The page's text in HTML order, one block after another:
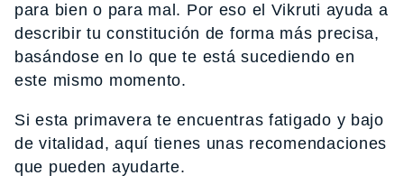
para bien o para mal. Por eso el Vikruti ayuda a
describir tu constitución de forma más precisa,
basándose en lo que te está sucediendo en
este mismo momento.
Si esta primavera te encuentras fatigado y bajo
de vitalidad, aquí tienes unas recomendaciones
que pueden ayudarte.